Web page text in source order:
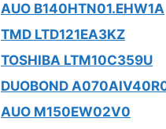
AUO B140HTN01.EHW1A
TMD LTD121EA3KZ
TOSHIBA LTM10C359U
DUOBOND
AUO M150EW02V0